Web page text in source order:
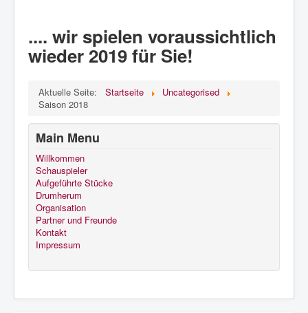
.... wir spielen voraussichtlich
wieder 2019 für Sie!
Aktuelle Seite: Startseite
Uncategorised
Saison 2018
Main Menu
Willkommen
Schauspieler
Aufgeführte Stücke
Drumherum
Organisation
Partner und Freunde
Kontakt
Impressum